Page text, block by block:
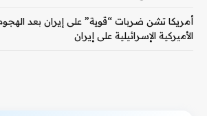
أمريكا تشن ضربات “قوية” على إيران بعد
الأميركية الإسرائيلية على إيران